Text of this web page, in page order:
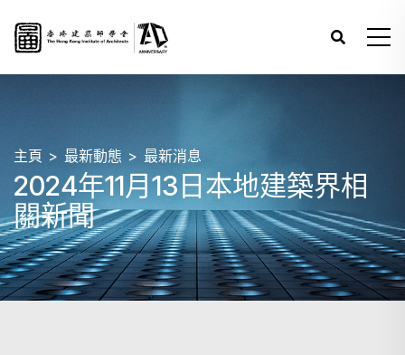
主頁 最新動態 最新消息
2024年11月13日本地建築界相
關新聞